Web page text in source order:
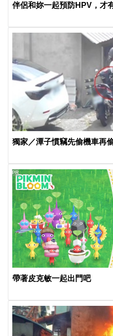
伴侶和妳一起預防HPV，才
獨家／潭子慣竊先偷機車再
帶著皮克敏一起出門吧
PR